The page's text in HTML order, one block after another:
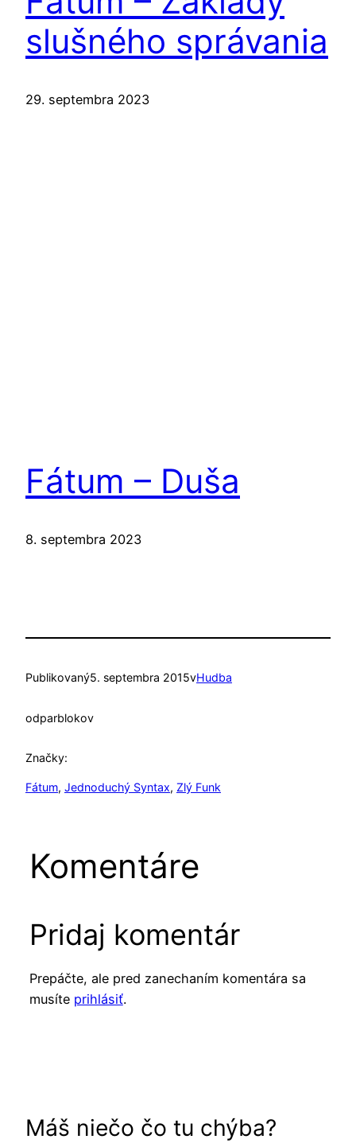
slušného správania
29. septembra 2023
Fátum – Duša
8. septembra 2023
Publikovaný5. septembra 2015vHudba
odparblokov
Značky:
Fátum, Jednoduchý Syntax, Zlý Funk
Komentáre
Pridaj komentár
Prepáčte, ale pred zanechaním komentára sa
musíte prihlásiť.
Máš niečo čo tu chýba?